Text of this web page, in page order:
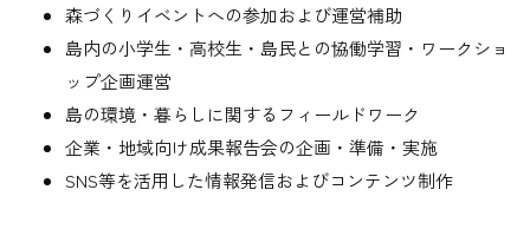
森づくりイベントへの参加および運営補助
島内の小学生・高校生・島民との協働学習・ワークショ
ップ企画運営
島の環境・暮らしに関するフィールドワーク
企業・地域向け成果報告会の企画・準備・実施
SNS等を活用した情報発信およびコンテンツ制作